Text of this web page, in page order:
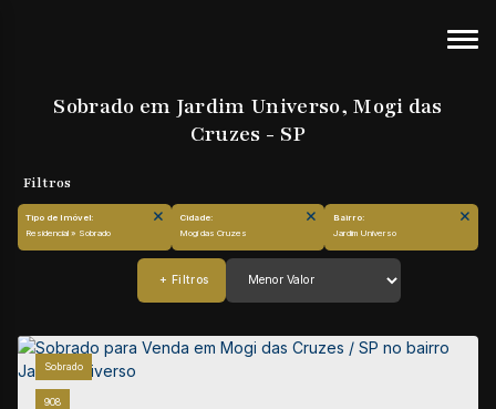
Sobrado em Jardim Universo, Mogi das
Cruzes - SP
Mogi das Cruzes
Jardim Universo
908
Sobrado